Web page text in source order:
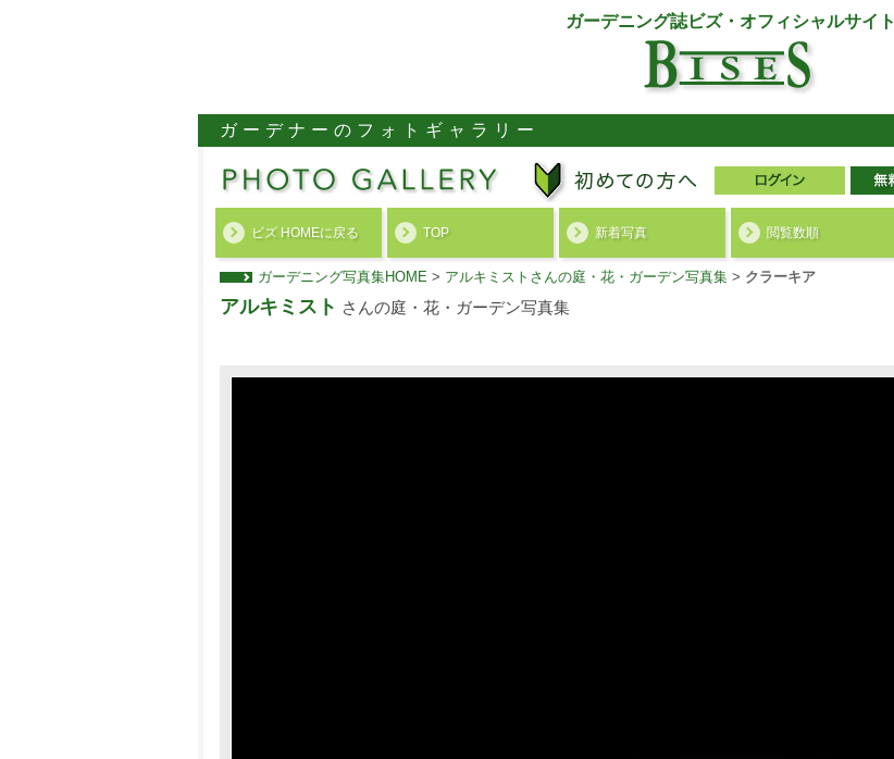
ガーデニング誌ビズ・オフィシャルサイト
ガーデナーのフォトギャラリー
ビズ HOMEに戻る TOP 新着写真 閲覧数順
ガーデニング写真集HOME > アルキミストさんの庭・花・ガーデン写真集 > クラーキア
アルキミスト さんの庭・花・ガーデン写真集